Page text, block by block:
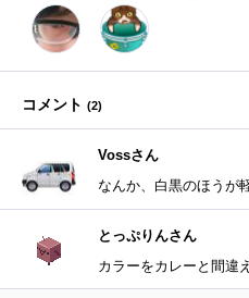
コメント (2)
Vossさん
なんか、白黒のほうが
とっぷりんさん
カラーをカレーと間違